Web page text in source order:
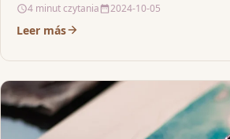
4 minut czytania 2024-10-05
Leer más